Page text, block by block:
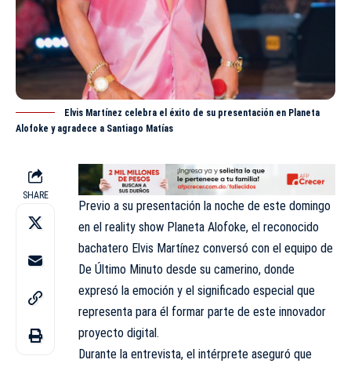
Elvis Martínez celebra el éxito de su presentación en Planeta
Alofoke y agradece a Santiago Matías
SHARE
Previo a su presentación la noche de este domingo
en el reality show Planeta Alofoke, el reconocido
bachatero Elvis Martínez conversó con el equipo de
De Último Minuto desde su camerino, donde
expresó la emoción y el significado especial que
representa para él formar parte de este innovador
proyecto digital.
Durante la entrevista, el intérprete aseguró que